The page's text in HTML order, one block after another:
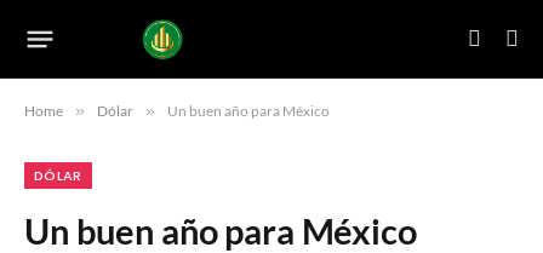
Home » Dólar » Un buen año para México
DÓLAR
Un buen año para México